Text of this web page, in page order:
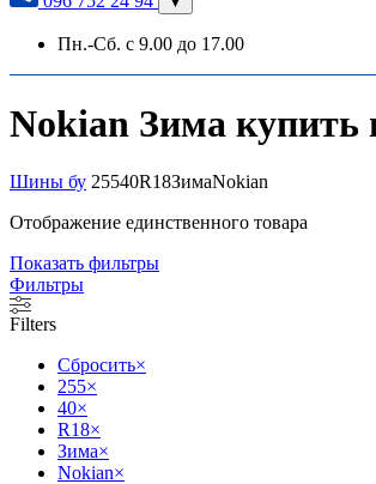
Пн.-Сб. с 9.00 до 17.00
Nokian Зима купить
Шины бу 25540R18ЗимаNokian
Отображение единственного товара
Показать фильтры
Фильтры
Filters
Сбросить×
255×
40×
R18×
Зима×
Nokian×